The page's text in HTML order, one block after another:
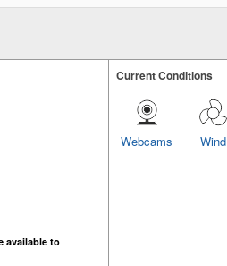
available to
Current Conditions
Wind
Webcams